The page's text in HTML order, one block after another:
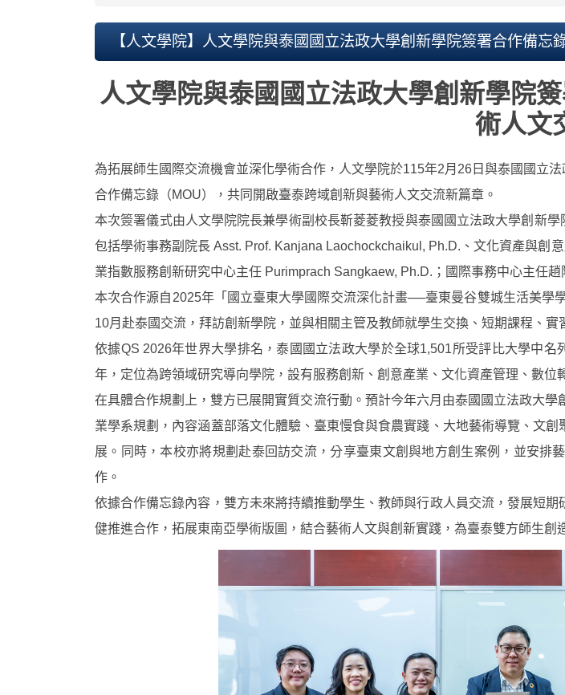
【人文學院】人文學院與泰國國立法政大學創新學院簽署合作備忘
人文學院與泰國國立法政大學創新學院
術人文
為拓展師生國際交流機會並深化學術合作，人文學院於115年2月26日與泰國國立
合作備忘錄（MOU），共同開啟臺泰跨域創新與藝術人文交流新篇章。
本次簽署儀式由人文學院院長兼學術副校長靳菱菱教授與泰國國立法政大學創新
包括學術事務副院長 Asst. Prof. Kanjana Laochockchaikul, Ph.D.、文化資產與創
業指數服務創新研究中心主任 Purimprach Sangkaew, Ph.D.；國際事務中心主任
本次合作源自2025年「國立臺東大學國際交流深化計畫──臺東曼谷雙城生活美
10月赴泰國交流，拜訪創新學院，並與相關主管及教師就學生交換、短期課程、
依據QS 2026年世界大學排名，泰國國立法政大學於全球1,501所受評比大學中
年，定位為跨領域研究導向學院，設有服務創新、創意產業、文化資產管理、數位
在具體合作規劃上，雙方已展開實質交流行動。預計今年六月由泰國國立法政大
業學系規劃，內容涵蓋部落文化體驗、臺東慢食與食農實踐、大地藝術導覽、文
展。同時，本校亦將規劃赴泰回訪交流，分享臺東文創與地方創生案例，並安
作。
依據合作備忘錄內容，雙方未來將持續推動學生、教師與行政人員交流，發展短
健推進合作，拓展東南亞學術版圖，結合藝術人文與創新實踐，為臺泰雙方師生創